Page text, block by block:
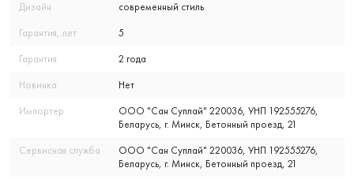
Дизайн современный стиль
Гарантия, лет 5
Гарантия 2 года
Новинка Нет
Импортер
ООО "Сан Суплай" 220036, УНП 192555276,
Беларусь, г. Минск, Бетонный проезд, 21
Сервисная служба
ООО "Сан Суплай" 220036, УНП 192555276,
Беларусь, г. Минск, Бетонный проезд, 21